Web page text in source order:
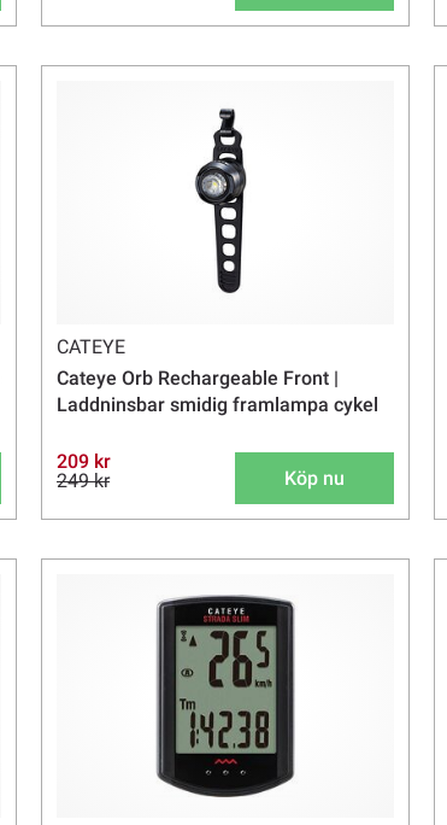
CATEYE
Cateye Orb Rechargeable Front |
Laddninsbar smidig framlampa cykel
209 kr
249 kr
Köp nu